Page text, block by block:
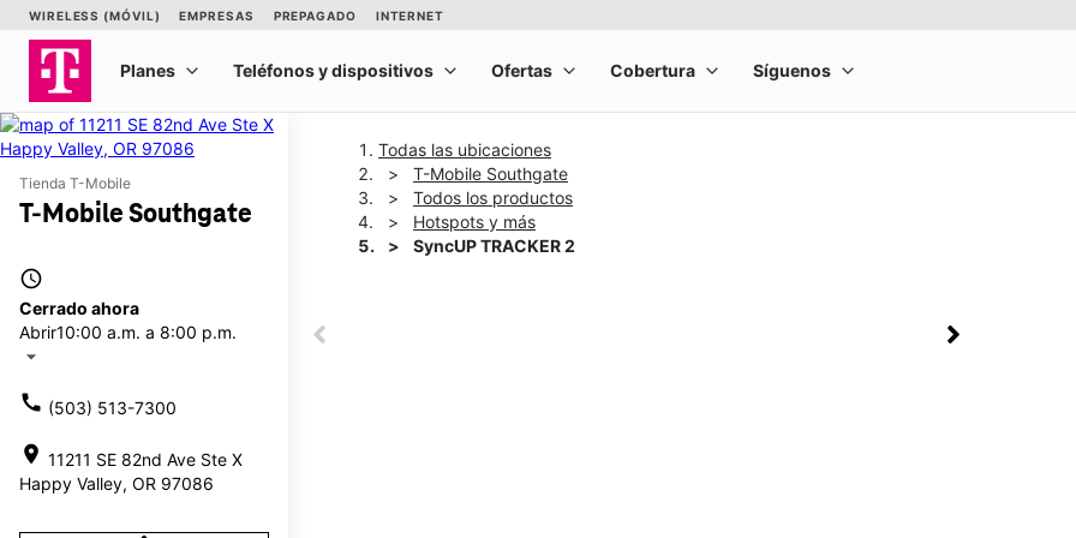
Tienda T-Mobile
T-Mobile Southgate
access_time
Cerrado ahora
Abrir10:00 a.m. a 8:00 p.m.
arrow_drop_down
call (503) 513-7300
location_on 11211 SE 82nd Ave Ste X
Happy Valley, OR 97086
Todas las ubicaciones
T-Mobile Southgate
Todos los productos
Hotspots y más
SyncUP TRACKER 2
This carousel shows one large product image at a time. Use the Previous and Next buttons